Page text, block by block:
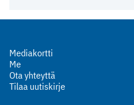
Mediakortti
Me
Ota yhteyttä
Tilaa uutiskirje